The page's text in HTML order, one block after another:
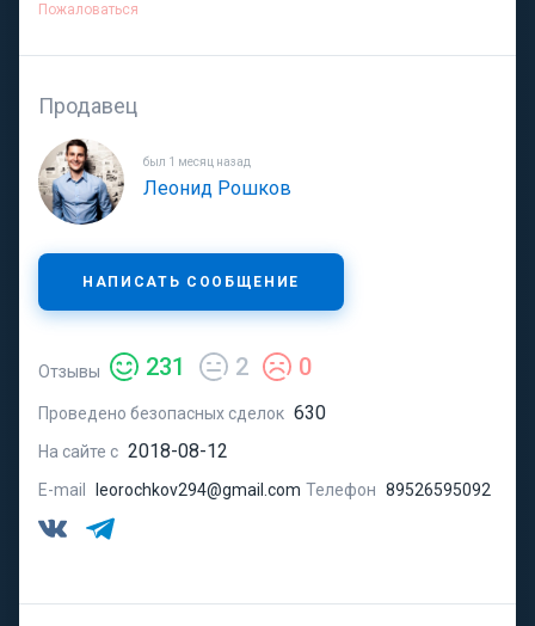
Пожаловаться
Продавец
был 1 месяц назад
Леонид Рошков
НАПИСАТЬ СООБЩЕНИЕ
Отзывы 231 2 0
Проведено безопасных сделок 630
На сайте с 2018-08-12
E-mail leorochkov294@gmail.com Телефон 89526595092